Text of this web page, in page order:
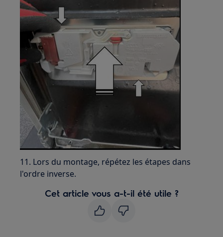
11. Lors du montage, répétez les étapes dans
l'ordre inverse.
Cet article vous a-t-il été utile ?